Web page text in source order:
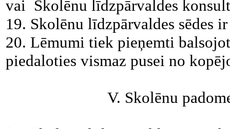
vai Skolēnu līdzpārvaldes
19. Skolēnu līdzpārvaldes sēdes
20. Lēmumi tiek pieņemti
piedaloties vismaz pusei no
V. Skolēnu